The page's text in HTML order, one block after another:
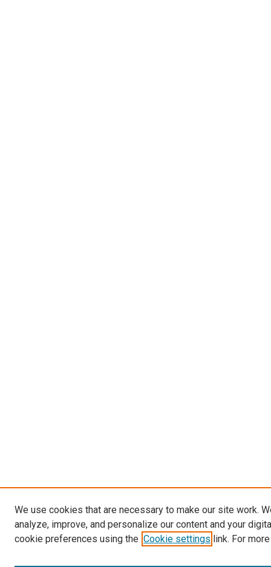
We use cookies that are necessary to make our site work.
analyze, improve, and personalize our content and your
cookie preferences using the Cookie settings link. For